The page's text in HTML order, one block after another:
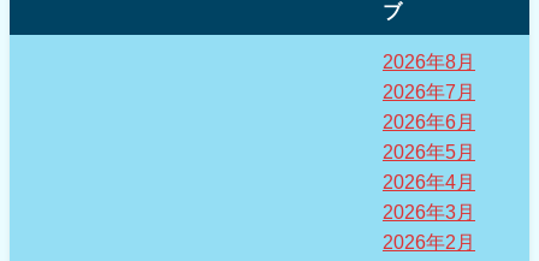
ブ
2026年8月
2026年7月
2026年6月
2026年5月
2026年4月
2026年3月
2026年2月